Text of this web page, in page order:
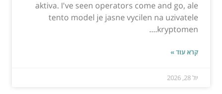
aktiva. I've seen operators come and go, ale
tento model je jasne vycilen na uzivatele
kryptomen....
קרא עוד »
יול 28, 2026